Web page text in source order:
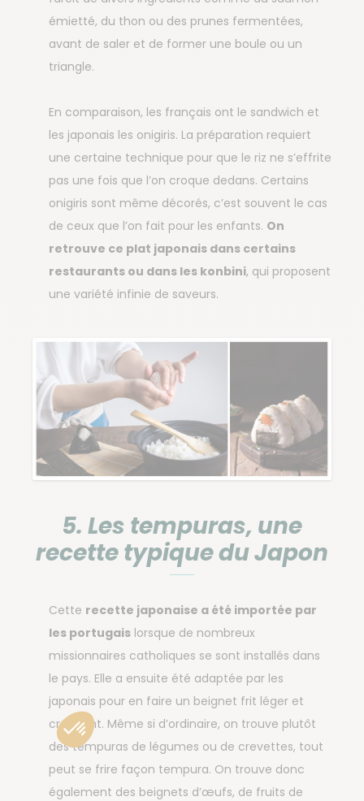
émietté, du thon ou des prunes fermentées,
avant de saler et de former une boule ou un
triangle.
En comparaison, les français ont le sandwich et
les japonais les onigiris. La préparation requiert
une certaine technique pour que le riz ne s’effrite
pas une fois que l’on croque dedans. Certains
onigiris sont même décorés, c’est souvent le cas
de ceux que l’on fait pour les enfants. On
retrouve ce plat japonais dans certains
restaurants ou dans les konbini, qui proposent
une variété infinie de saveurs.
5. Les tempuras, une
recette typique du Japon
Cette recette japonaise a été importée par
les portugais lorsque de nombreux
missionnaires catholiques se sont installés dans
le pays. Elle a ensuite été adaptée par les
japonais pour en faire un beignet frit léger et
croquant. Même si d’ordinaire, on trouve plutôt
des tempuras de légumes ou de crevettes, tout
peut se frire façon tempura. On trouve donc
également des beignets d’œufs, de fruits de